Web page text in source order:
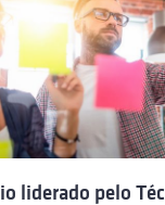
liderado pelo